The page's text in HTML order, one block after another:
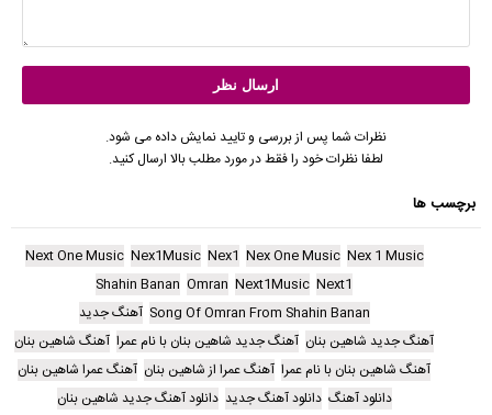
نظرات شما پس از بررسی و تایید نمایش داده می شود.
لطفا نظرات خود را فقط در مورد مطلب بالا ارسال کنید.
برچسب ها
Nex 1 Music
Nex One Music
Nex1
Nex1Music
Next One Music
Next1
Next1Music
Omran
Shahin Banan
Song Of Omran From Shahin Banan آهنگ جدید
آهنگ جدید شاهین بنان آهنگ جدید شاهین بنان با نام عمرا آهنگ شاهین بنان
آهنگ شاهین بنان با نام عمرا آهنگ عمرا از شاهین بنان آهنگ عمرا شاهین بنان
دانلود آهنگ دانلود آهنگ جدید دانلود آهنگ جدید شاهین بنان